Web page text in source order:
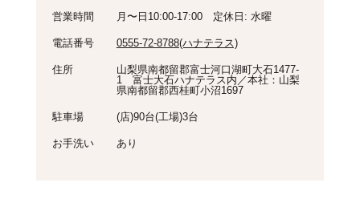
営業時間 月〜日10:00-17:00 定休日: 水曜
電話番号 0555-72-8788(ハナテラス)
住所
山梨県南都留郡富士河口湖町大石1477-
1 富士大石ハナテラス内／本社：山梨
県南都留郡西桂町小沼1697
駐車場 (店)90台(工場)3台
お手洗い あり